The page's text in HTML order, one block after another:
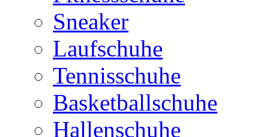
Sneaker
Laufschuhe
Tennisschuhe
Basketballschuhe
Hallenschuhe